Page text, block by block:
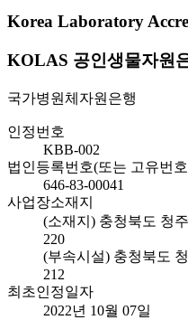
Korea Laboratory
KOLAS 공인생물자원
국가병원체자원은행
인정번호
KBB-002
법인등록번호(또는 고유번
646-83-00041
사업장소재지
(소재지) 충청북도 청
220
(부속시설) 충청북도
212
최초인정일자
2022년 10월 07일